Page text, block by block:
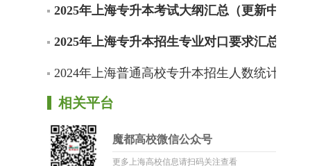
2025年上海专升本考试大纲汇总（更新中）
2025年上海专升本招生专业对口要求汇总（更新
2024年上海普通高校专升本招生人数统计
相关平台
魔都高校微信公众号
更多上海高校信息请扫码关注查看